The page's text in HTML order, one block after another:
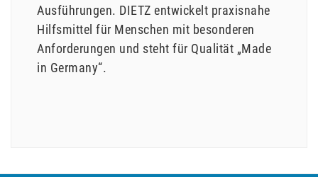
Ausführungen. DIETZ entwickelt praxisnahe
Hilfsmittel für Menschen mit besonderen
Anforderungen und steht für Qualität „Made
in Germany“.